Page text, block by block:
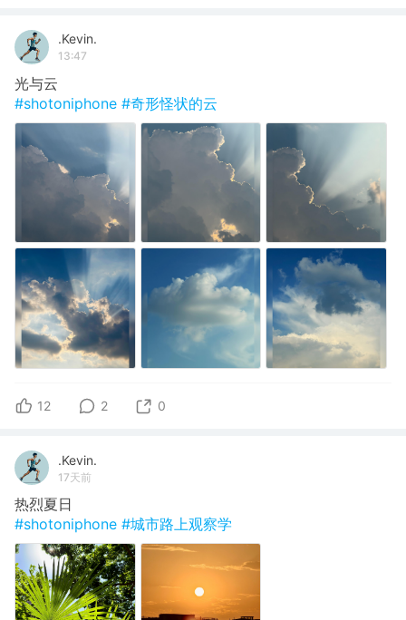
.Kevin.
13:47
光与云
#shotoniphone #奇形怪状的云
12 2 0
.Kevin.
17天前
热烈夏日
#shotoniphone #城市路上观察学